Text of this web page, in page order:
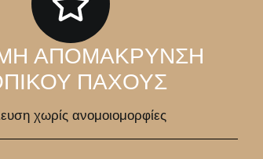
ΑΠΟΜΑΚΡΥΝΣΗ
ΠΑΧΟΥΣ
χωρίς ανομοιομορφίες